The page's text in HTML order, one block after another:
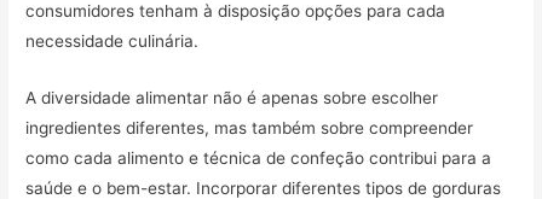
consumidores tenham à disposição opções para cada
necessidade culinária.
A diversidade alimentar não é apenas sobre escolher
ingredientes diferentes, mas também sobre compreender
como cada alimento e técnica de confeção contribui para a
saúde e o bem-estar. Incorporar diferentes tipos de gorduras